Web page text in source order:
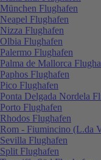
München Flughafen
Neapel Flughafen
Nizza Flughafen
Olbia Flughafen
Palermo Flughafen
Palma de Mallorca
Paphos Flughafen
Pico Flughafen
Ponta Delgada Nordela
Porto Flughafen
Rhodos Flughafen
Rom - Fiumincino (L.da
Sevilla Flughafen
Split Flughafen